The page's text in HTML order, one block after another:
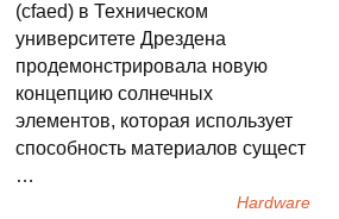
(cfaed) в Техническом
университете Дрездена
продемонстрировала новую
концепцию солнечных
элементов, которая использует
способность материалов сущест
…
Hardware